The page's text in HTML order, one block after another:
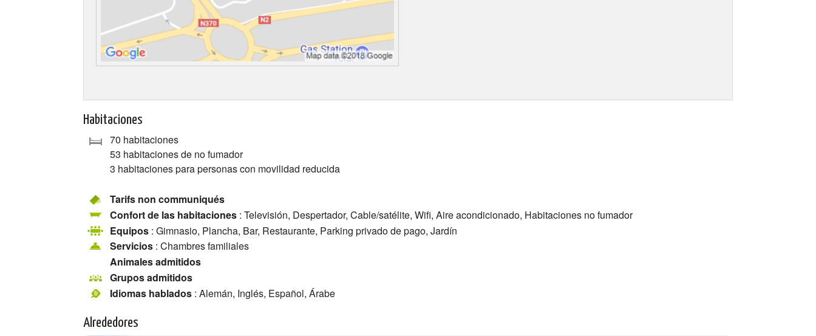
Habitaciones
70 habitaciones
53 habitaciones de no fumador
3 habitaciones para personas con movilidad reducida
Tarifs non communiqués
Confort de las habitaciones : Televisión, Despertador, Cable/satélite, Wifi, Aire acondicionado, Habitaciones no fumador
Equipos : Gimnasio, Plancha, Bar, Restaurante, Parking privado de pago, Jardín
Servicios : Chambres familiales
Animales admitidos
Grupos admitidos
Idiomas hablados : Alemán, Inglés, Español, Árabe
Alrededores